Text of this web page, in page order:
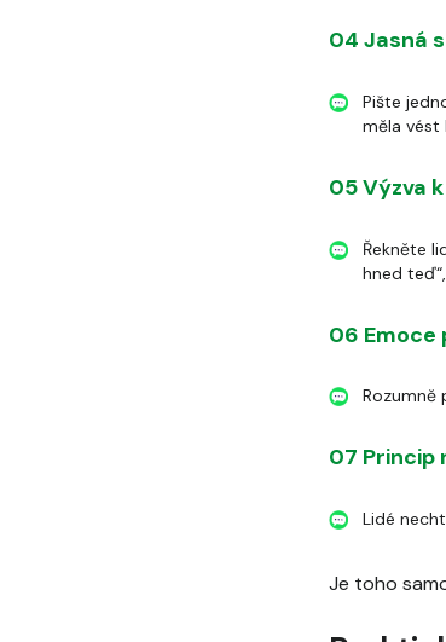
04 Jasná
Pište
měla vést
05 Výzva
Řekněte
hned
06 Emoce
Rozumně
07 Princip
Lidé
Je toho